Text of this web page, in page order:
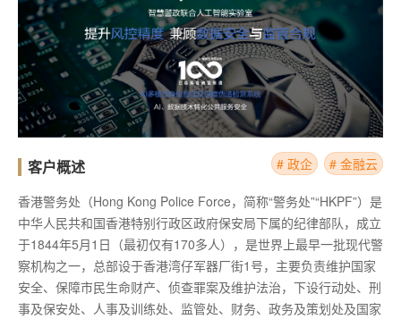
客户概述 # 政企 # 金融云
香港警务处（Hong Kong Police Force，简称“警务处”“HKPF”）是
中华人民共和国香港特别行政区政府保安局下属的纪律部队，成立
于1844年5月1日（最初仅有170多人），是世界上最早一批现代警
察机构之一，总部设于香港湾仔军器厂街1号，主要负责维护国家
安全、保障市民生命财产、侦查罪案及维护法治，下设行动处、刑
事及保安处、人事及训练处、监管处、财务、政务及策划处及国家